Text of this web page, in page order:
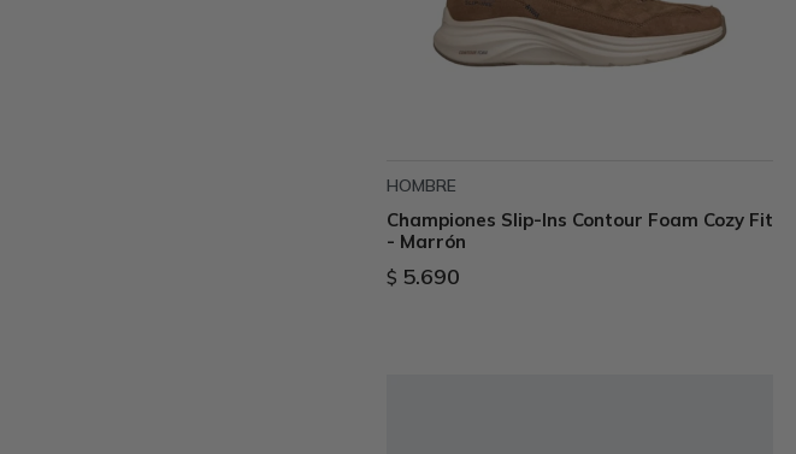
HOMBRE
Championes Slip-Ins Contour Foam Cozy Fit
- Marrón
$ 5.690